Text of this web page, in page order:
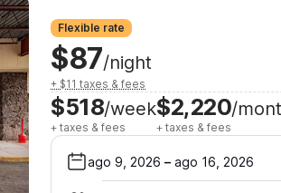
Flexible rate
$87/night
+ $11 taxes & fees
$518/week
+ taxes & fees
$2,220/
+ taxes & fees
ago 9, 2026 – ago 16, 2026